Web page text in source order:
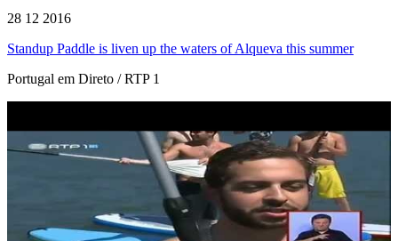
28 12 2016
Standup Paddle is liven up the waters of Alqueva this summer
Portugal em Direto / RTP 1